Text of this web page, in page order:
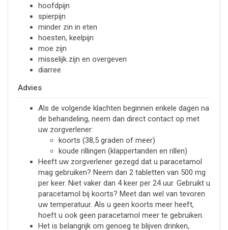
hoofdpijn
spierpijn
minder zin in eten
hoesten, keelpijn
moe zijn
misselijk zijn en overgeven
diarree
Advies
Als de volgende klachten beginnen enkele dagen na
de behandeling, neem dan direct contact op met
uw zorgverlener:
koorts (38,5 graden of meer)
koude rillingen (klappertanden en rillen)
Heeft uw zorgverlener gezegd dat u paracetamol
mag gebruiken? Neem dan 2 tabletten van 500 mg
per keer. Niet vaker dan 4 keer per 24 uur. Gebruikt u
paracetamol bij koorts? Meet dan wel van tevoren
uw temperatuur. Als u geen koorts meer heeft,
hoeft u ook geen paracetamol meer te gebruiken.
Het is belangrijk om genoeg te blijven drinken,